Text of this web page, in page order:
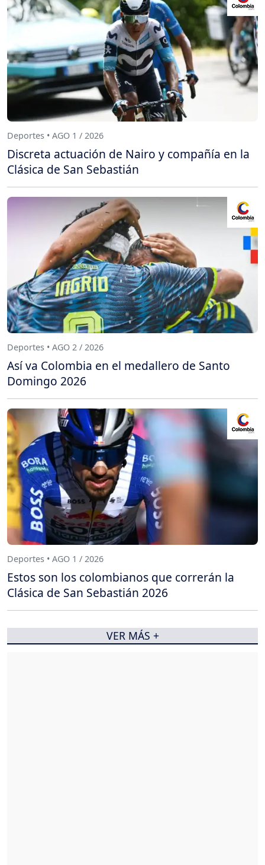
Deportes • AGO 1 / 2026
Discreta actuación de Nairo y compañía en la
Clásica de San Sebastián
Deportes • AGO 2 / 2026
Así va Colombia en el medallero de Santo
Domingo 2026
Deportes • AGO 1 / 2026
Estos son los colombianos que correrán la
Clásica de San Sebastián 2026
VER MÁS +